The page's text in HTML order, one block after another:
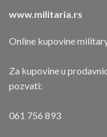
www.militaria.rs
Online kupovine
Za kupovine u
pozvati:
061 756 893